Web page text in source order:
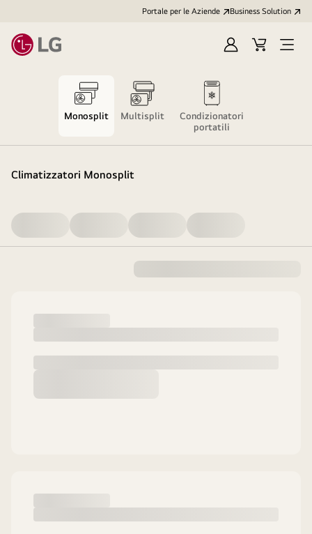
Portale per le Aziende Business Solution
AccediCart
Open
Monosplit Multisplit
Condizionatori
portatili
Climatizzatori Monosplit